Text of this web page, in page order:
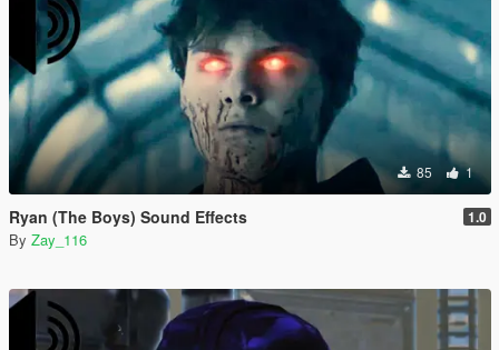
85 1
Ryan (The Boys) Sound Effects 1.0
By Zay_116